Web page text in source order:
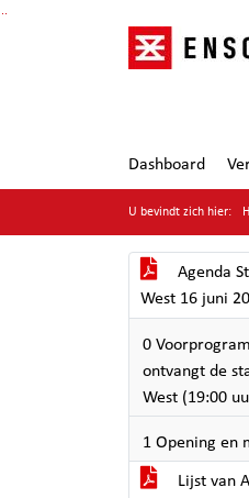
Ga naar de inhoud van deze pagina
Ga naar het zoeken
Ga naar het menu
Dashboard
U bevindt zich hier:
Agenda
West 16 juni
0
ontvangt de
West (19:00
1 Opening en
Lijst van